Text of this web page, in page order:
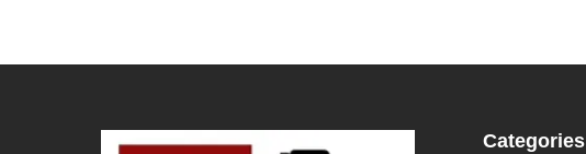
Categories